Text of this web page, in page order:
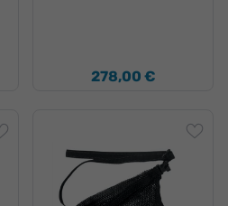
278,00 €